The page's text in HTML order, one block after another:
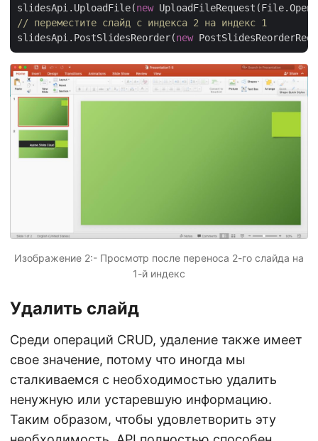
slidesApi.UploadFile(new UploadFileRequest(File.Open(
// переместите слайд с индекса 2 на индекс 1
slidesApi.PostSlidesReorder(new
Изображение 2:- Просмотр после переноса 2-го слайда на
1-й индекс
Удалить слайд
Среди операций CRUD, удаление также имеет
свое значение, потому что иногда мы
сталкиваемся с необходимостью удалить
ненужную или устаревшую информацию.
Таким образом, чтобы удовлетворить эту